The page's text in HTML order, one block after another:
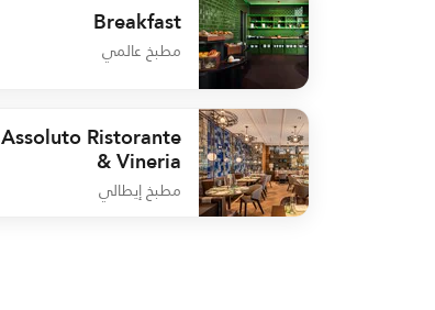
Breakfast
مطبخ عالمي
undefined Breakfast
Assoluto Ristorante
& Vineria
مطبخ إيطالي